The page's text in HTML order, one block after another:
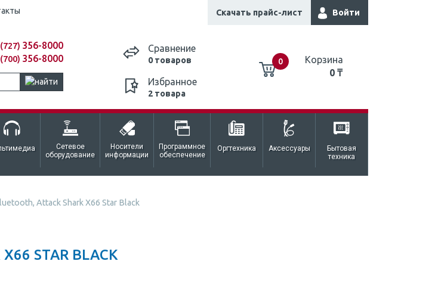
Скачать прайс-лист Войти
356-8000
356-8000
Сравнение
0 товаров
Избранное
2 товара
0
Корзина
0 ₸
0 ₸
Сетевое
оборудование
Носители
информации
Программное
обеспечение
Оргтехника Аксессуары
Бытовая
техника
Attack Shark X66 Star Black
STAR BLACK